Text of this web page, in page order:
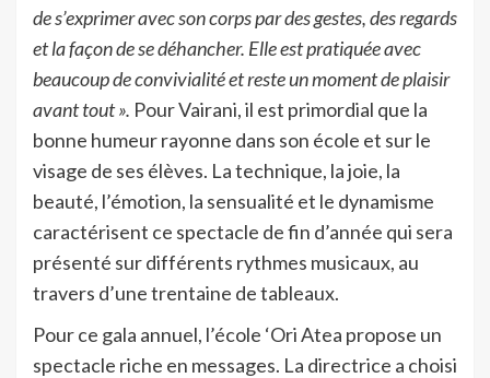
de s’exprimer avec son corps par des gestes, des regards
et la façon de se déhancher. Elle est pratiquée avec
beaucoup de convivialité et reste un moment de plaisir
avant tout ». Pour Vairani, il est primordial que la
bonne humeur rayonne dans son école et sur le
visage de ses élèves. La technique, la joie, la
beauté, l’émotion, la sensualité et le dynamisme
caractérisent ce spectacle de fin d’année qui sera
présenté sur différents rythmes musicaux, au
travers d’une trentaine de tableaux.
Pour ce gala annuel, l’école ‘Ori Atea propose un
spectacle riche en messages. La directrice a choisi